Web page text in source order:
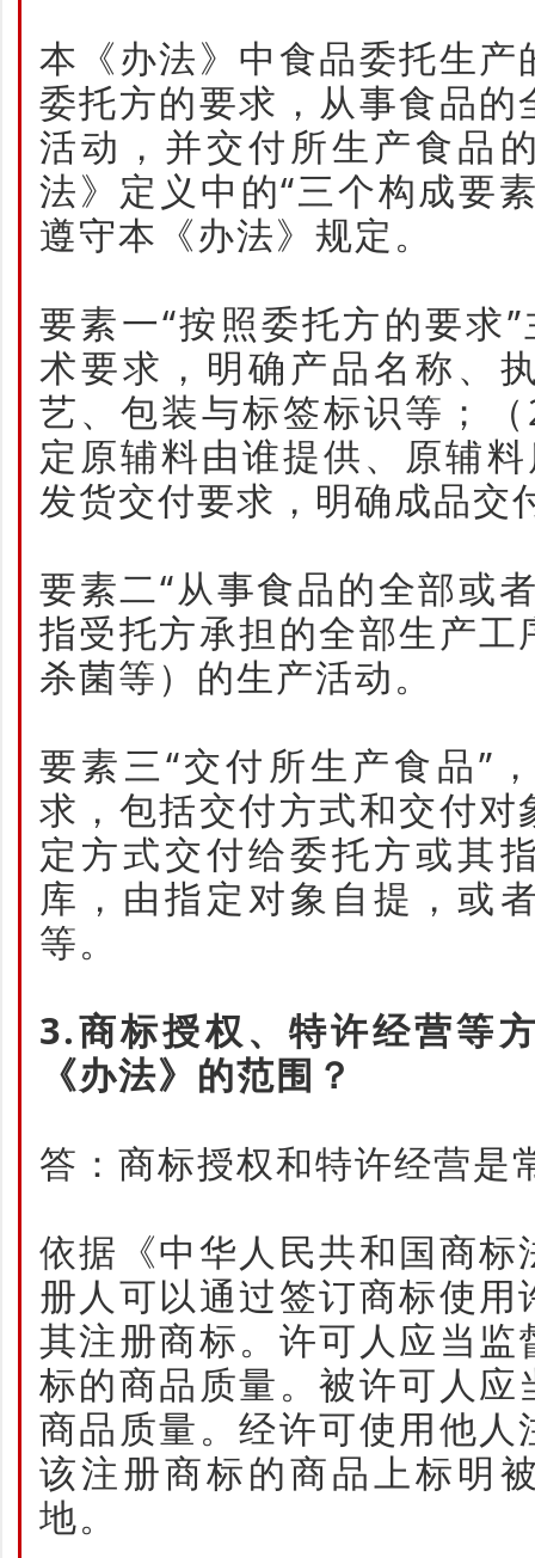
本《办法》中食品委托生
委托方的要求，从事食品
活动，并交付所生产食品
法》定义中的“三个构成要
遵守本《办法》规定。
要素一“按照委托方的要求
术要求，明确产品名称、
艺、包装与标签标识等；
定原辅料由谁提供、原辅
发货交付要求，明确成品交
要素二“从事食品的全部或
指受托方承担的全部生产
杀菌等）的生产活动。
要素三“交付所生产食品”
求，包括交付方式和交付
定方式交付给委托方或其
库，由指定对象自提，或
等。
3.商标授权、特许经营等
《办法》的范围？
答：商标授权和特许经营是
依据《中华人民共和国商
册人可以通过签订商标使
其注册商标。许可人应当
标的商品质量。被许可人
商品质量。经许可使用他
该注册商标的商品上标明
地。